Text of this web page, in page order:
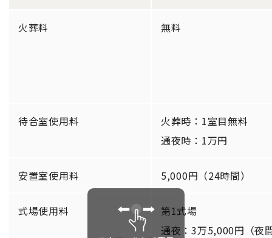
火葬料 無料
待合室使用料
火葬時：1室目無料
通夜時：1万円
安置室使用料 5,000円（24時間）
式場使用料
第1式場
通夜：3万5,000円（夜